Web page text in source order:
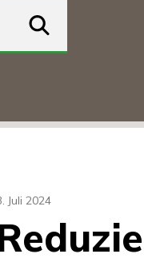
suchen
Juli 2024